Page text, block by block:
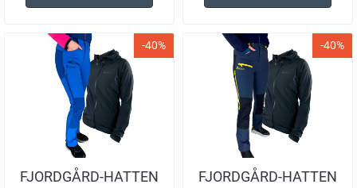
-40%
FJORDGÅRD-HATTEN
-40%
FJORDGÅRD-HATTEN